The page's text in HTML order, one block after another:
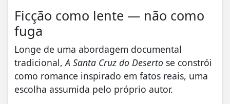
Ficção como lente — não como
fuga
Longe de uma abordagem documental
tradicional,A Santa Cruz do Deserto se constrói
como romance inspirado em fatos reais, uma
escolha assumida pelo próprio autor.